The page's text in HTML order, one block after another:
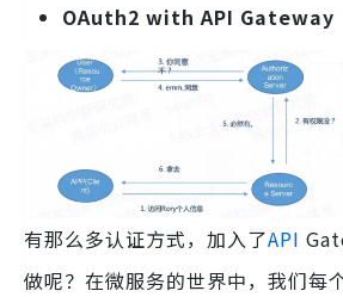
OAuth2 with API Gateway
有那么多认证方式，加入了API
做呢？在微服务的世界中，我们每